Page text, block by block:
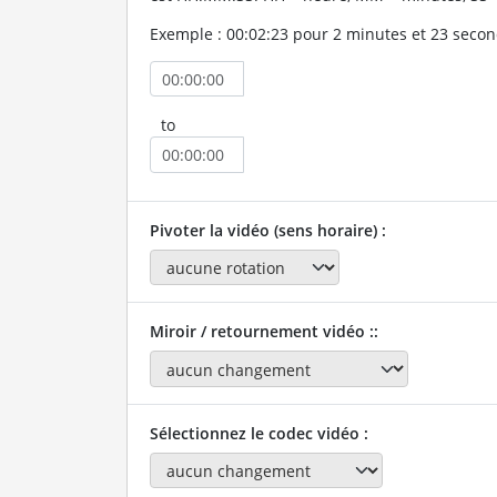
Exemple : 00:02:23 pour 2 minutes et 23
to
Pivoter la vidéo (sens horaire) :
Miroir / retournement vidéo ::
Sélectionnez le codec vidéo :